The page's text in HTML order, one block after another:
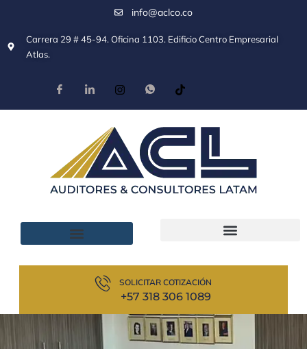
info@aclco.co
Carrera 29 # 45-94. Oficina 1103. Edificio Centro Empresarial
Atlas.
SOLICITAR COTIZACIÓN
+57 318 306 1089